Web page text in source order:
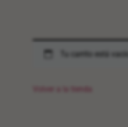
Tu carrito está vacío.
Volver a la tienda